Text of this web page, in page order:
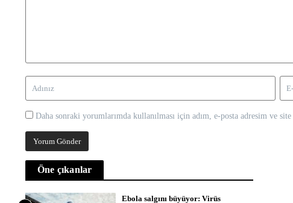
Daha sonraki yorumlarımda kullanılması için adım, e-posta adresim ve
Öne çıkanlar
Ebola salgını büyüyor: Virüs